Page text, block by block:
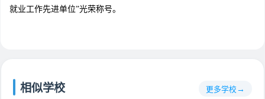
就业工作先进单位”光荣称号。
相似学校 更多学校